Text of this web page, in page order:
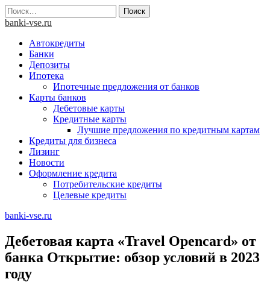
Skip
to
Найти:
banki-vse.ru
Автокредиты
Банки
Депозиты
Ипотека
Ипотечные предложения от банков
Карты банков
Дебетовые карты
Кредитные карты
Лучшие предложения по кредитным картам
Кредиты для бизнеса
Лизинг
Новости
Оформление кредита
Потребительские кредиты
Целевые кредиты
banki-vse.ru
Дебетовая карта «Travel Opencard» от
банка Открытие: обзор условий в 2023
году